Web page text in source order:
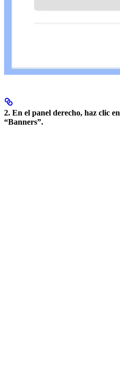
2. En el panel derecho, haz clic en
“Banners”.